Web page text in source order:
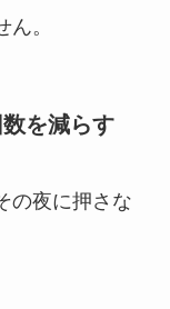
。
を減らす
の夜に押さな